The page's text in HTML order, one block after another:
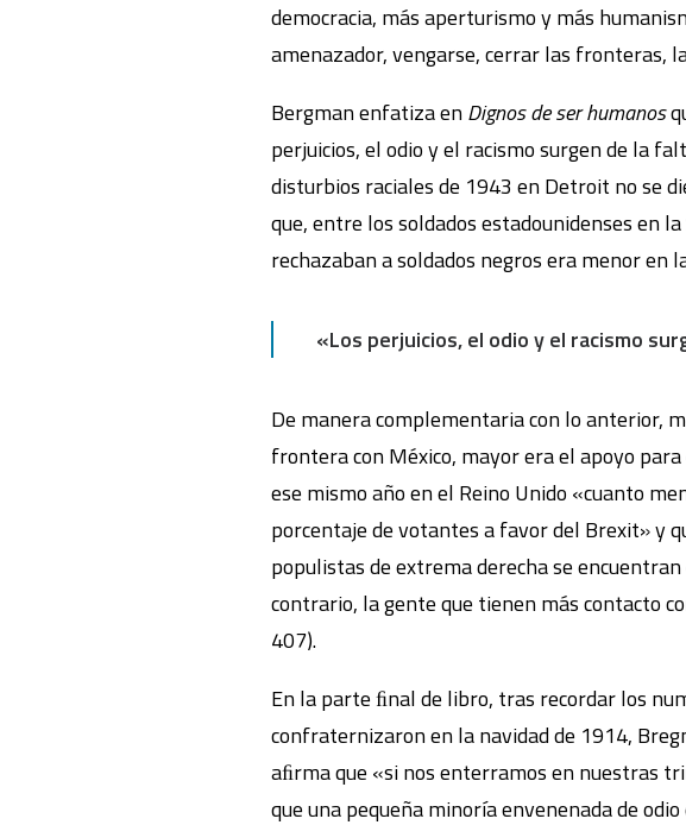
democracia, más aperturismo y más
amenazador, vengarse, cerrar las fronteras,
Bergman enfatiza enDignos de ser humanos
perjuicios, el odio y el racismo surgen de la
disturbios raciales de 1943 en Detroit no se
que, entre los soldados estadounidenses en
rechazaban a soldados negros era menor en
«Los perjuicios, el odio y el racismo
De manera complementaria con lo anterior,
frontera con México, mayor era el apoyo
ese mismo año en el Reino Unido «cuanto
porcentaje de votantes a favor del Brexit» y
populistas de extrema derecha se
contrario, la gente que tienen más contacto
407).
En la parte ﬁnal de libro, tras recordar los
confraternizaron en la navidad de 1914,
aﬁrma que «si nos enterramos en nuestras
que una pequeña minoría envenenada de